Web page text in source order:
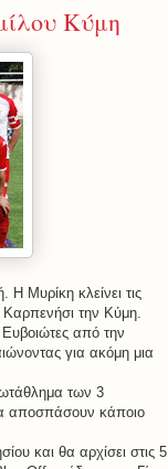
Κύμη
Μυρίκη κλείνει τις
Καρπενήσι την Κύμη.
από την
για ακόμη μια
των 3
αποσπάσουν κάποιο
και θα αρχίσει στις 5